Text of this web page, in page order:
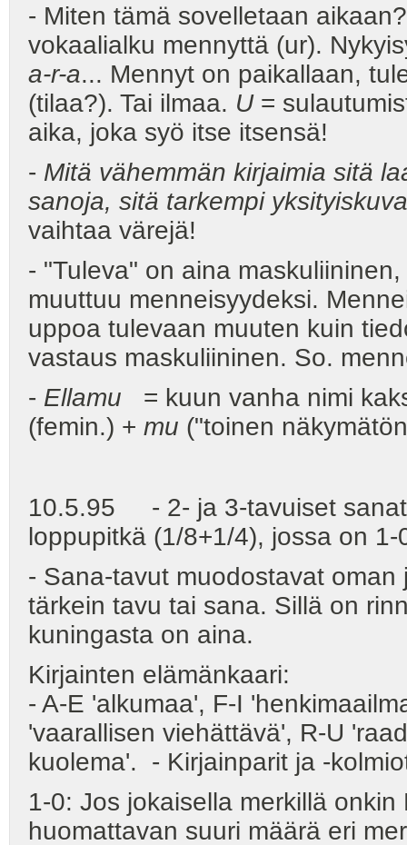
- Miten tämä sovelletaan
vokaalialku mennyttä (ur).
a-r-a... Mennyt on paikallaan,
(tilaa?). Tai ilmaa. U=
aika, joka syö itse itsensä!
- Mitä vähemmän kirjaimia sitä
sanoja, sitä tarkempi
vaihtaa värejä!
- "Tuleva" on aina
muuttuu menneisyydeksi.
uppoa tulevaan muuten kuin
vastaus maskuliininen. So.
- Ellamu = kuun vanha nimi
(femin.) + mu ("toinen
10.5.95 - 2- ja 3-tavuiset sanat
loppupitkä (1/8+1/4), jossa on 1-
- Sana-tavut muodostavat
tärkein tavu tai sana. Sillä on
kuningasta on aina.
Kirjainten elämänkaari:
- A-E 'alkumaa', F-I
'vaarallisen viehättävä', R-U
kuolema'. - Kirjainparit ja -
1-0: Jos jokaisella merkillä
huomattavan suuri määrä eri